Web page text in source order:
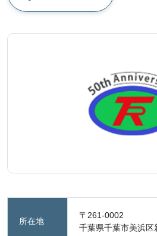
所在地
〒261-0002
千葉県千葉市美浜区